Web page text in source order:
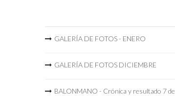
GALERÍA DE FOTOS - ENERO
GALERÍA DE FOTOS DICIEMBRE
BALONMANO - Crónica y resultado 7 de